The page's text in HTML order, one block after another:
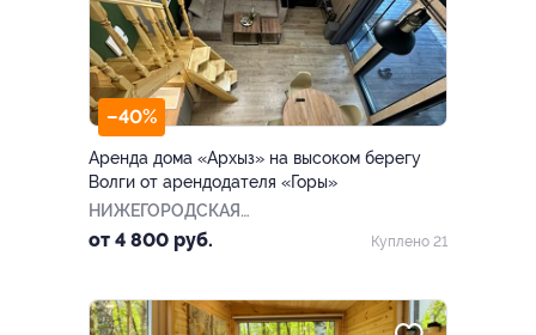
–40%
Аренда дома «Архыз» на высоком берегу
Волги от арендодателя «Горы»
НИЖЕГОРОДСКАЯ
ОБЛАСТЬ
от 4 800 руб. Куплено 21